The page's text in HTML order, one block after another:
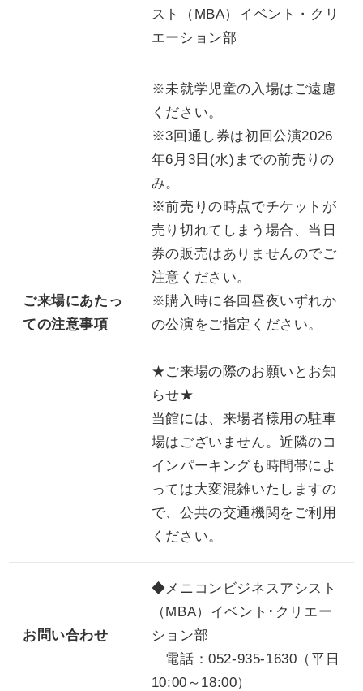
スト（MBA）イベント・クリ
エーション部
ご来場にあたっ
ての注意事項
※未就学児童の入場はご遠慮
ください。
※3回通し券は初回公演2026
年6月3日(水)までの前売りの
み。
※前売りの時点でチケットが
売り切れてしまう場合、当日
券の販売はありませんのでご
注意ください。
※購入時に各回昼夜いずれか
の公演をご指定ください。
★ご来場の際のお願いとお知
らせ★
当館には、来場者様用の駐車
場はございません。近隣のコ
インパーキングも時間帯によ
っては大変混雑いたしますの
で、公共の交通機関をご利用
ください。
お問い合わせ
◆メニコンビジネスアシスト
（MBA）イベント･クリエー
ション部
電話：052-935-1630（平日
10:00～18:00）